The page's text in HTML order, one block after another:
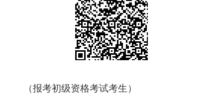
（报考初级资格考试考生）